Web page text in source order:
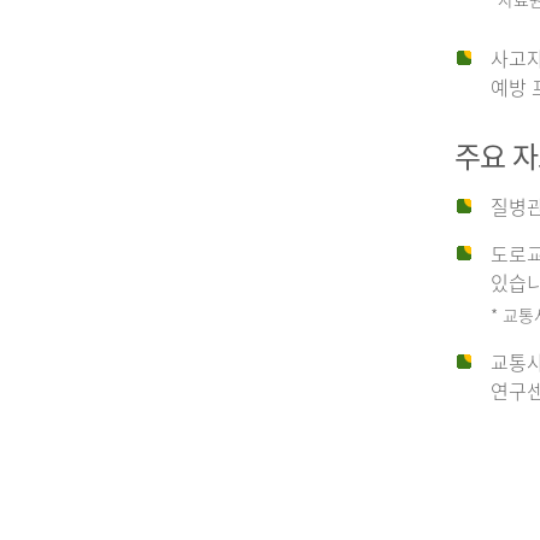
사
종
사고
예방
주요
질병
도로
있습
* 교통
교통
연구